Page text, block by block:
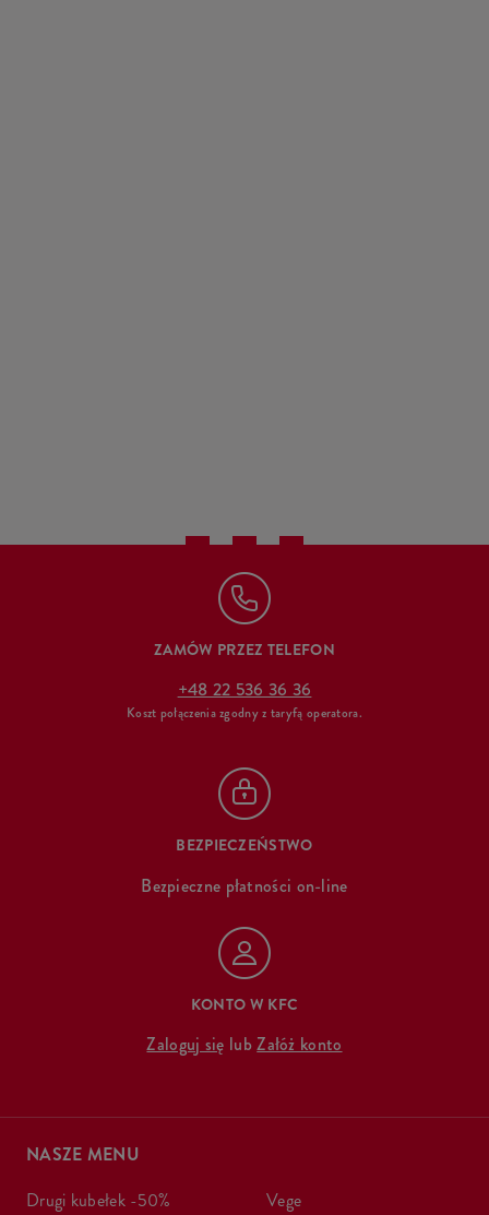
ZAMÓW PRZEZ TELEFON
+48 22 536 36 36
Koszt połączenia zgodny z taryfą operatora.
BEZPIECZEŃSTWO
Bezpieczne płatności on-line
KONTO W KFC
Zaloguj się lubZałóż konto
NASZE MENU
drugi kubełek -50%
vege